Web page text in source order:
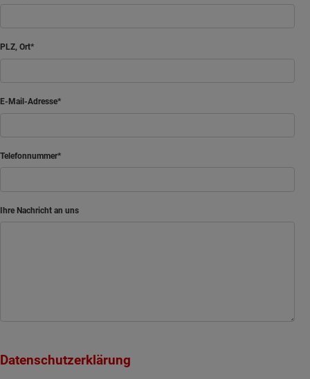
PLZ, Ort
E-Mail-Adresse
Telefonnummer
Ihre Nachricht an uns
Datenschutzerklärung